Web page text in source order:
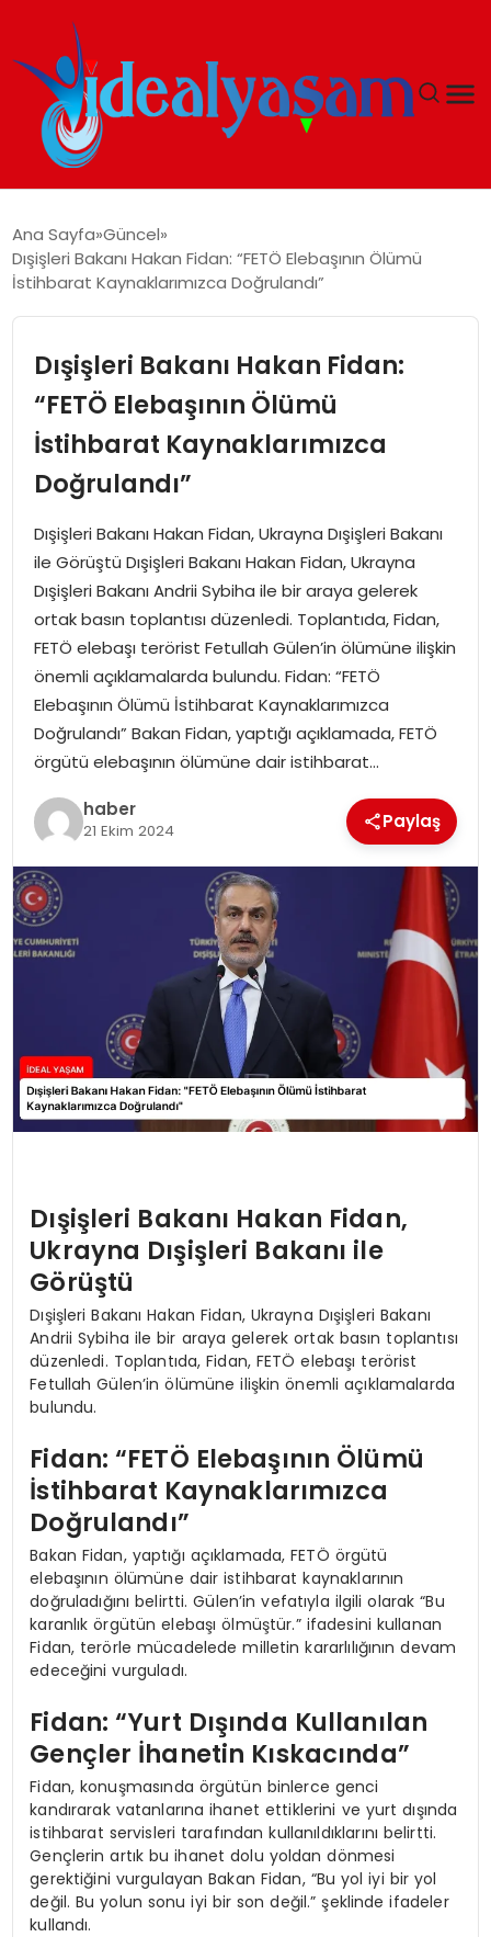
GÜNDEM
İDEAL YAŞAM
İDEAL SPOR
YAŞAM
MAGAZIN
SAĞLIK
SOSYAL HABER
Ana Sayfa Güncel
Dışişleri Bakanı Hakan Fidan: “FETÖ Elebaşının Ölümü
İstihbarat Kaynaklarımızca Doğrulandı”
Dışişleri Bakanı Hakan Fidan:
“FETÖ Elebaşının Ölümü
İstihbarat Kaynaklarımızca
Doğrulandı”
Dışişleri Bakanı Hakan Fidan, Ukrayna Dışişleri Bakanı
ile Görüştü Dışişleri Bakanı Hakan Fidan, Ukrayna
Dışişleri Bakanı Andrii Sybiha ile bir araya gelerek
ortak basın toplantısı düzenledi. Toplantıda, Fidan,
FETÖ elebaşı terörist Fetullah Gülen’in ölümüne ilişkin
önemli açıklamalarda bulundu. Fidan: “FETÖ
Elebaşının Ölümü İstihbarat Kaynaklarımızca
Doğrulandı” Bakan Fidan, yaptığı açıklamada, FETÖ
örgütü elebaşının ölümüne dair istihbarat…
haber
21 Ekim 2024 Paylaş
Dışişleri Bakanı Hakan Fidan,
Ukrayna Dışişleri Bakanı ile
Görüştü
Dışişleri Bakanı Hakan Fidan, Ukrayna Dışişleri Bakanı
Andrii Sybiha ile bir araya gelerek ortak basın toplantısı
düzenledi. Toplantıda, Fidan, FETÖ elebaşı terörist
Fetullah Gülen’in ölümüne ilişkin önemli açıklamalarda
bulundu.
Fidan: “FETÖ Elebaşının Ölümü
İstihbarat Kaynaklarımızca
Doğrulandı”
Bakan Fidan, yaptığı açıklamada, FETÖ örgütü
elebaşının ölümüne dair istihbarat kaynaklarının
doğruladığını belirtti. Gülen’in vefatıyla ilgili olarak “Bu
karanlık örgütün elebaşı ölmüştür.” ifadesini kullanan
Fidan, terörle mücadelede milletin kararlılığının devam
edeceğini vurguladı.
Fidan: “Yurt Dışında Kullanılan
Gençler İhanetin Kıskacında”
Fidan, konuşmasında örgütün binlerce genci
kandırarak vatanlarına ihanet ettiklerini ve yurt dışında
istihbarat servisleri tarafından kullanıldıklarını belirtti.
Gençlerin artık bu ihanet dolu yoldan dönmesi
gerektiğini vurgulayan Bakan Fidan, “Bu yol iyi bir yol
değil. Bu yolun sonu iyi bir son değil.” şeklinde ifadeler
kullandı.